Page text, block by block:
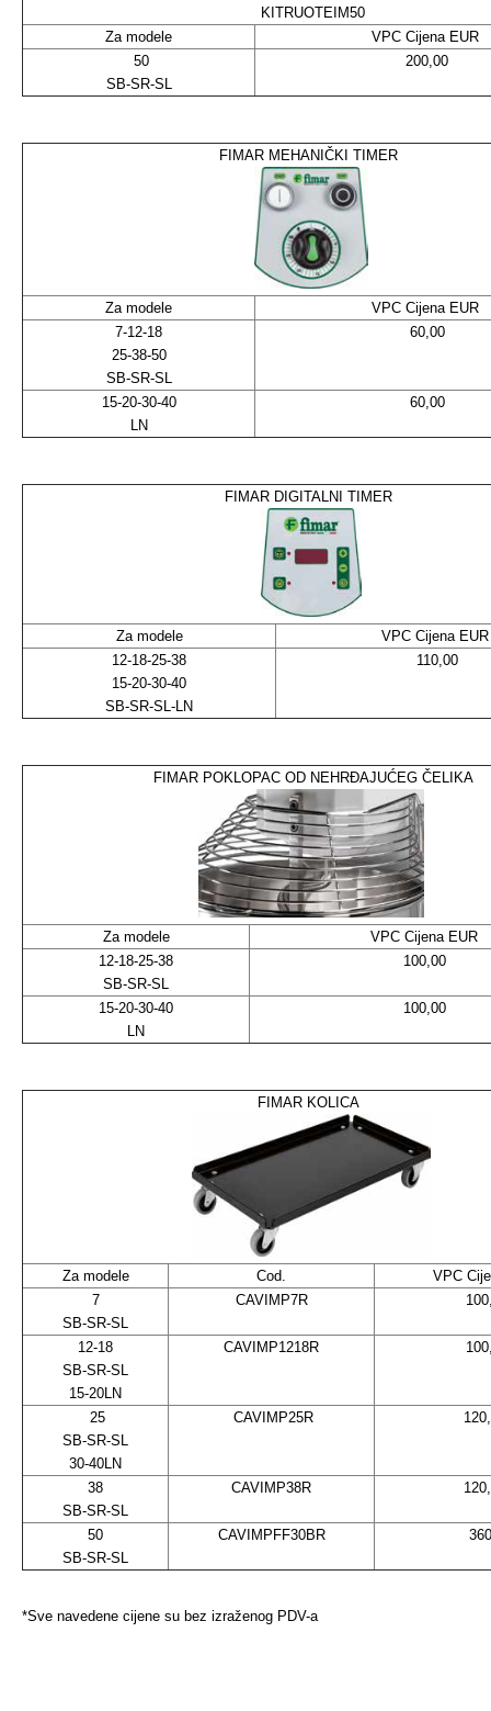
KITRUOTEIM50
Za modele
VPC Cijena EUR
50
SB-SR-SL
200,00
FIMAR MEHANIČKI TIMER
Za modele
VPC Cijena EUR
7-12-18
25-38-50
SB-SR-SL
60,00
15-20-30-40
LN
60,00
FIMAR DIGITALNI TIMER
Za modele
VPC Cijena
12-18-25-38
15-20-30-40
SB-SR-SL-LN
110,00
FIMAR POKLOPAC OD NEHRĐAJUĆEG ČELIKA
Za modele
VPC Cijena EUR
12-18-25-38
SB-SR-SL
100,00
15-20-30-40
LN
100,00
FIMAR KOLICA
Za modele Cod.
VPC
7
SB-SR-SL
CAVIMP7R
12-18
SB-SR-SL
15-20LN
CAVIMP1218R
25
SB-SR-SL
30-40LN
CAVIMP25R
38
SB-SR-SL
CAVIMP38R
50
SB-SR-SL
CAVIMPFF30BR
*Sve navedene cijene su bez izraženog PDV-a